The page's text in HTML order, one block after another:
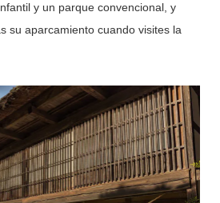
y un parque convencional, y
su aparcamiento cuando visites la